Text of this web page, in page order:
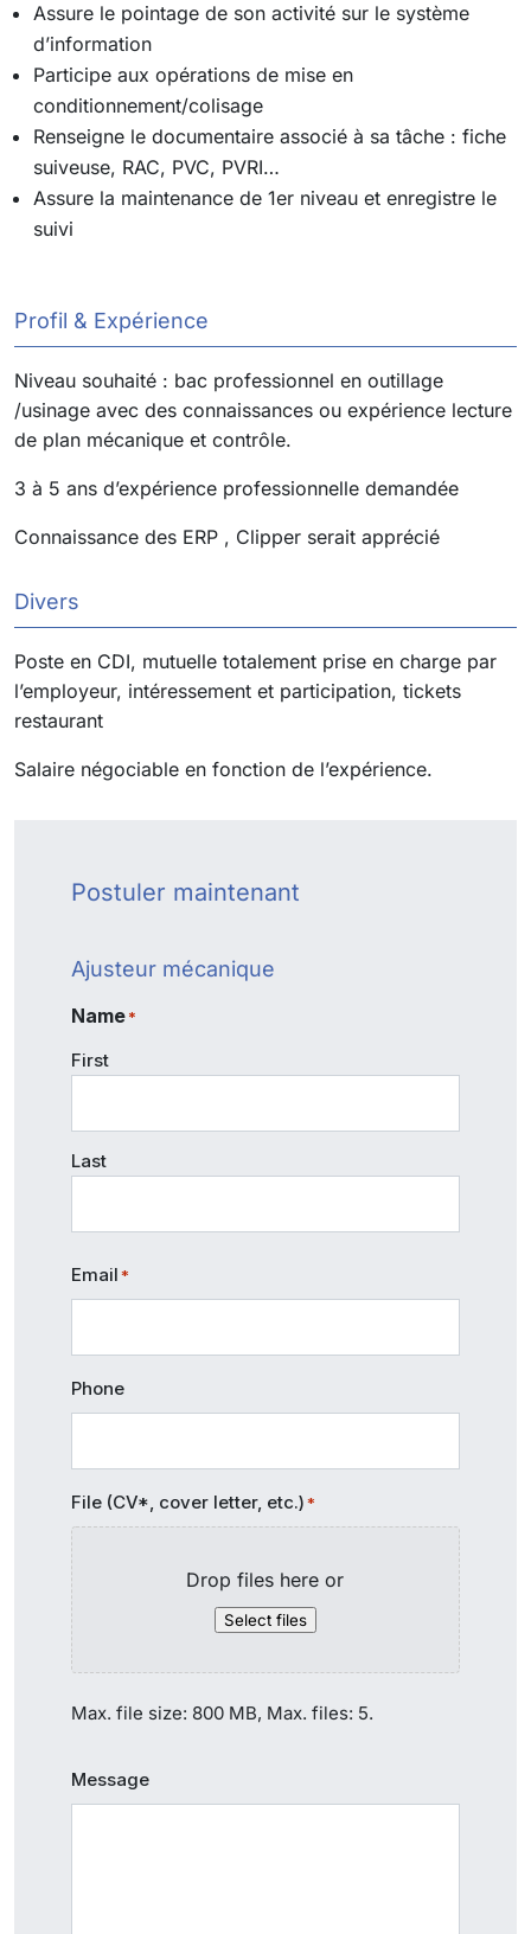
Assure le pointage de son activité sur le système
d’information
Participe aux opérations de mise en
conditionnement/colisage
Renseigne le documentaire associé à sa tâche : fiche
suiveuse, RAC, PVC, PVRI…
Assure la maintenance de 1er niveau et enregistre le
suivi
Profil & Expérience
Niveau souhaité : bac professionnel en outillage
/usinage avec des connaissances ou expérience lecture
de plan mécanique et contrôle.
3 à 5 ans d’expérience professionnelle demandée
Connaissance des ERP , Clipper serait apprécié
Divers
Poste en CDI, mutuelle totalement prise en charge par
l’employeur, intéressement et participation, tickets
restaurant
Salaire négociable en fonction de l’expérience.
Postuler maintenant
Ajusteur mécanique
Name*
First
Last
Email*
Phone
File (CV*, cover letter, etc.)*
Drop files here or
Select files
Max. file size: 800 MB, Max. files: 5.
Message